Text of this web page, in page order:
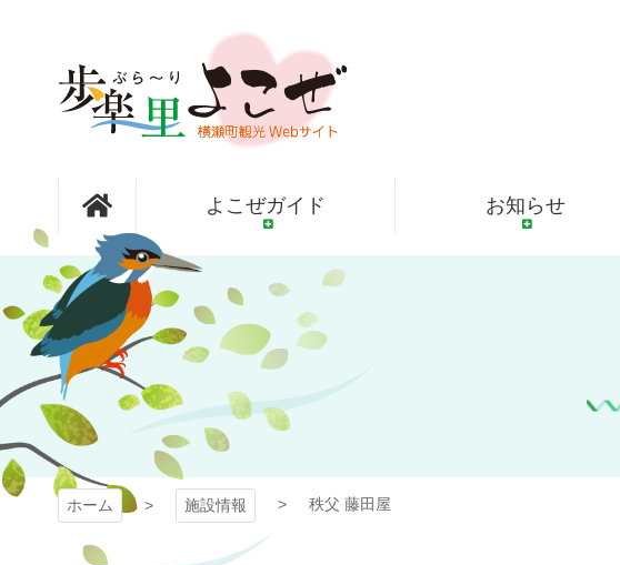
キ
プ
歩楽～里
（ぶら～
り）よこぜ
よこぜガイド お知らせ
ホーム 施設情報 秩父 藤田屋